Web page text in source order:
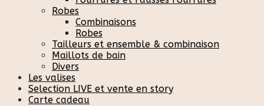
Robes
Combinaisons
Robes
Tailleurs et ensemble & combinaison
Maillots de bain
Divers
Les valises
Selection LIVE et vente en story
Carte cadeau